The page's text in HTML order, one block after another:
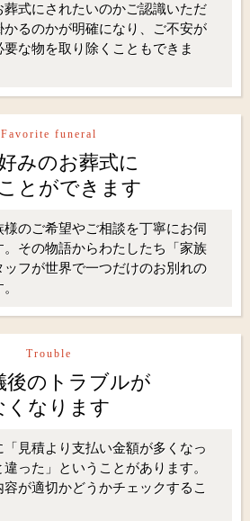
式にされたいのかご認識いただ
かるのかが明確になり、ご不安が
な物を取り除くこともできま
Favorite funeral
みのお葬式に
とができます
のご希望やご相談を丁寧にお伺
その物語からわたしたち「家族
フが世界で一つだけのお別れの
Trouble
後のトラブルが
くなります
見積より支払い金額が多くなっ
った」ということがあります。
が適切かどうかチェックするこ